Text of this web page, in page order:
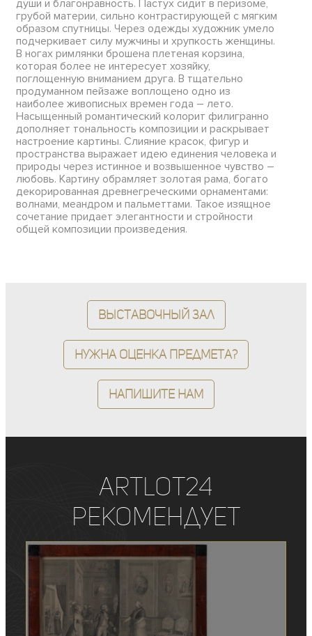
души и благонравность. Пастух сидит в перизоме,
грубой материи, сильно контрастирующей с мягким
образом спутницы. Через одежды художник умело
подчеркивает силу мужчины и хрупкость женщины.
В ногах римлянки брошена плетеная корзина,
которая более не интересует хозяйку,
поглощенную вниманием друга. В тщательно
продуманном пейзаже воплощено одно из
наиболее живописных времен года – лето.
Насыщенный романтический колорит филигранно
дополняет тональность композиции и раскрывает
настроение картины. Слияние красок, фигур и
пространства выражает идею единения человека и
природы через истинное и возвышенное чувство –
любовь. Картину обрамляет золотая рама, богато
декорированная древнегреческими орнаментами:
волнами, меандром и пальметтами. Такое изящное
сочетание придает элегантности и стройности
общей композиции произведения.
Выставочный зал
Нужна оценка предмета?
Напишите нам
ArtLot24
рекомендует